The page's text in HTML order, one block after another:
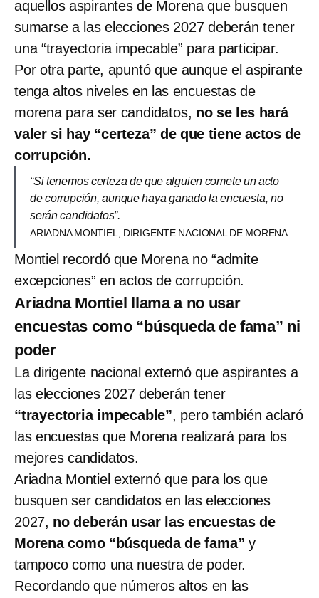
aquellos aspirantes de Morena que busquen
sumarse a las elecciones 2027 deberán tener
una “trayectoria impecable” para participar.
Por otra parte, apuntó que aunque el aspirante
tenga altos niveles en las encuestas de
morena para ser candidatos, no se les hará
valer si hay “certeza” de que tiene actos de
corrupción.
“Si tenemos certeza de que alguien comete un acto
de corrupción, aunque haya ganado la encuesta, no
serán candidatos”.
ARIADNA MONTIEL, DIRIGENTE NACIONAL DE MORENA.
Montiel recordó que Morena no “admite
excepciones” en actos de corrupción.
Ariadna Montiel llama a no usar
encuestas como “búsqueda de fama” ni
poder
La dirigente nacional externó que aspirantes a
las elecciones 2027 deberán tener
“trayectoria impecable”, pero también aclaró
las encuestas que Morena realizará para los
mejores candidatos.
Ariadna Montiel externó que para los que
busquen ser candidatos en las elecciones
2027, no deberán usar las encuestas de
Morena como “búsqueda de fama” y
tampoco como una nuestra de poder.
Recordando que números altos en las